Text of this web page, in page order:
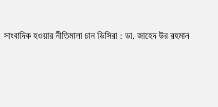
সাংবাদিক হওয়ার নীতিমালা চান ডিসিরা : ডা. জাহেদ উর রহমান